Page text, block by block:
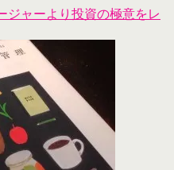
ジャーより投資の極意をレ